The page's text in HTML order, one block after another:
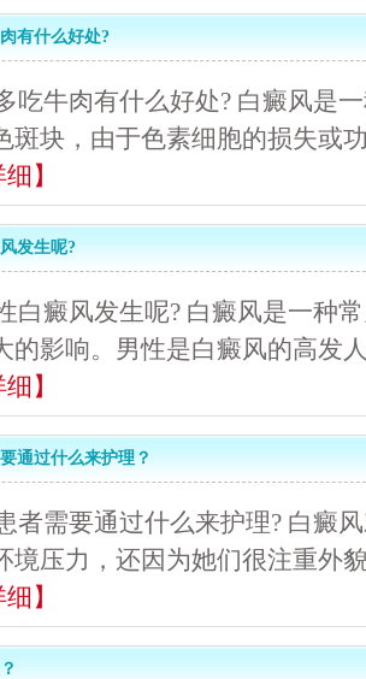
有什么好处?
吃牛肉有什么好处? 白癜风是
斑块，由于色素细胞的损失或
细】
发生呢?
白癜风发生呢? 白癜风是一种
的影响。男性是白癜风的高发
细】
通过什么来护理？
者需要通过什么来护理? 白癜
境压力，还因为她们很注重外
细】